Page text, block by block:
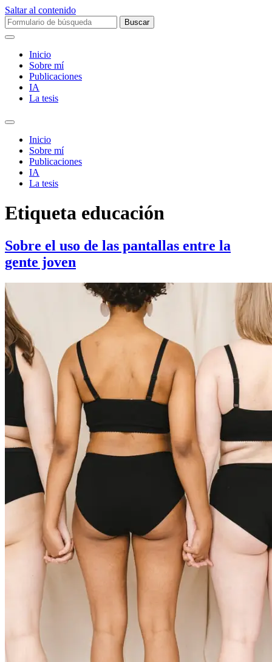
Saltar al contenido
Buscar:
Inicio
Sobre mí­
Publicaciones
IA
La tesis
Alternar
campo
búsqueda
Inicio
Sobre mí­
Publicaciones
IA
La tesis
Etiqueta educación
Sobre el uso de las pantallas entre la
gente joven